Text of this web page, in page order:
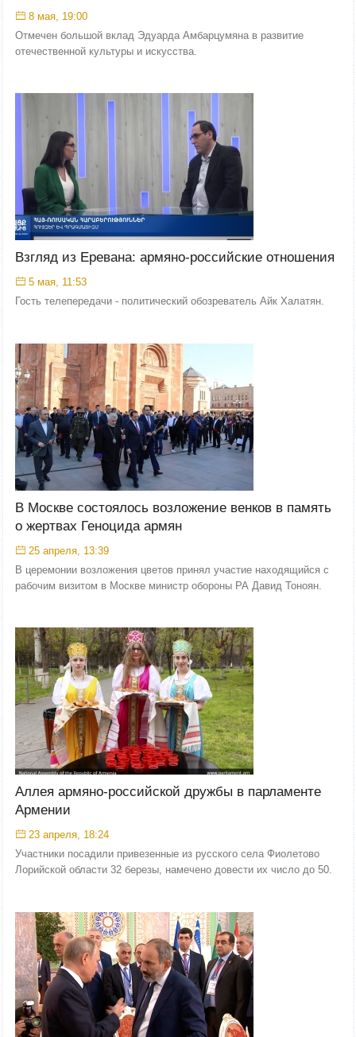
8 мая, 19:00
Отмечен большой вклад Эдуарда Амбарцумяна в развитие
отечественной культуры и искусства.
Взгляд из Еревана: армяно-российские отношения
5 мая, 11:53
Гость телепередачи - политический обозреватель Айк Халатян.
В Москве состоялось возложение венков в память
о жертвах Геноцида армян
25 апреля, 13:39
В церемонии возложения цветов принял участие находящийся с
рабочим визитом в Москве министр обороны РА Давид Тоноян.
Аллея армяно-российской дружбы в парламенте
Армении
23 апреля, 18:24
Участники посадили привезенные из русского села Фиолетово
Лорийской области 32 березы, намечено довести их число до 50.